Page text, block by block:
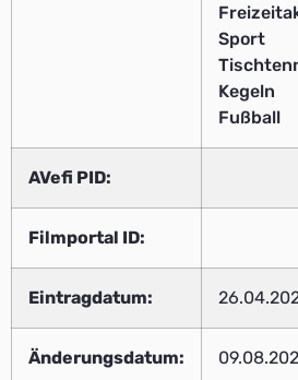
Sport
Kegeln
Fußball
AVefi PID:
Filmportal ID:
Eintragdatum:
Änderungsdatum: